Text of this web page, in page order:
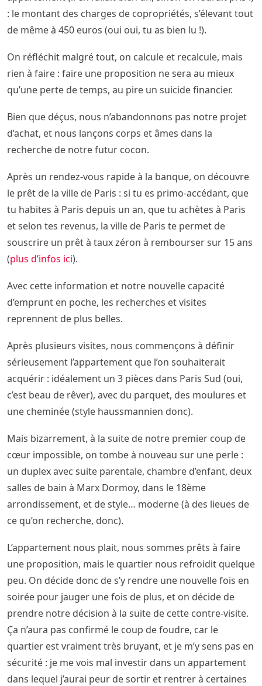
: le montant des charges de copropriétés, s’élevant tout
de même à 450 euros (oui oui, tu as bien lu !).
On réfléchit malgré tout, on calcule et recalcule, mais
rien à faire : faire une proposition ne sera au mieux
qu’une perte de temps, au pire un suicide financier.
Bien que déçus, nous n’abandonnons pas notre projet
d’achat, et nous lançons corps et âmes dans la
recherche de notre futur cocon.
Après un rendez-vous rapide à la banque, on découvre
le prêt de la ville de Paris : si tu es primo-accédant, que
tu habites à Paris depuis un an, que tu achètes à Paris
et selon tes revenus, la ville de Paris te permet de
souscrire un prêt à taux zéron à rembourser sur 15 ans
(plus d’infos ici).
Avec cette information et notre nouvelle capacité
d’emprunt en poche, les recherches et visites
reprennent de plus belles.
Après plusieurs visites, nous commençons à définir
sérieusement l’appartement que l’on souhaiterait
acquérir : idéalement un 3 pièces dans Paris Sud (oui,
c’est beau de rêver), avec du parquet, des moulures et
une cheminée (style haussmannien donc).
Mais bizarrement, à la suite de notre premier coup de
cœur impossible, on tombe à nouveau sur une perle :
un duplex avec suite parentale, chambre d’enfant, deux
salles de bain à Marx Dormoy, dans le 18ème
arrondissement, et de style… moderne (à des lieues de
ce qu’on recherche, donc).
L’appartement nous plait, nous sommes prêts à faire
une proposition, mais le quartier nous refroidit quelque
peu. On décide donc de s’y rendre une nouvelle fois en
soirée pour jauger une fois de plus, et on décide de
prendre notre décision à la suite de cette contre-visite.
Ça n’aura pas confirmé le coup de foudre, car le
quartier est vraiment très bruyant, et je m’y sens pas en
sécurité : je me vois mal investir dans un appartement
dans lequel j’aurai peur de sortir et rentrer à certaines